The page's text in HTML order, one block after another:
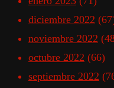
diciembre 2022
noviembre 2022
octubre 2022 (66)
septiembre 2022